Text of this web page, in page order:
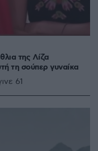
της Λίζα
τη σούπερ γυναίκα
61